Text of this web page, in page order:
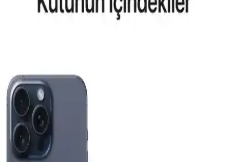
Reeder P13 Blue Max 2022 ve Lite 2022
Modellerinin Karşılaştırması ve Özellikleri
General Mobile GM 23 SE ve Casper VIA X40 Akıllı
Telefon Modellerinin Detaylı Karşılaştırması
İki telefonun ekran, pil, kamera ve performans özelliklerini
karşılaştırıyoruz. Günlük kullanımda avantajlar ve sınırlamalar
hakkında kapsamlı bilgi sunuyoruz.
Apple iPhone Air 512 GB Pamuk Beyazı: Hafif
Tasarım ve Yüksek Performanslı Akıllı Telefon